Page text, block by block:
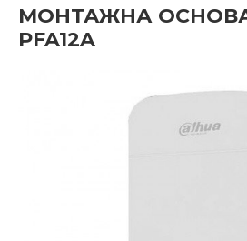
МОНТАЖНА ОСНОВА
PFA12A